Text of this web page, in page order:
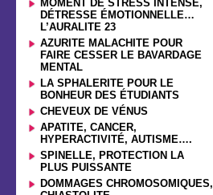
MOMENT DE STRESS INTENSE,
DÉTRESSE ÉMOTIONNELLE…
L’AURALITE 23
AZURITE MALACHITE POUR
FAIRE CESSER LE BAVARDAGE
MENTAL
LA SPHALERITE POUR LE
BONHEUR DES ÉTUDIANTS
CHEVEUX DE VÉNUS
APATITE, CANCER,
HYPERACTIVITÉ, AUTISME….
SPINELLE, PROTECTION LA
PLUS PUISSANTE
DOMMAGES CHROMOSOMIQUES,